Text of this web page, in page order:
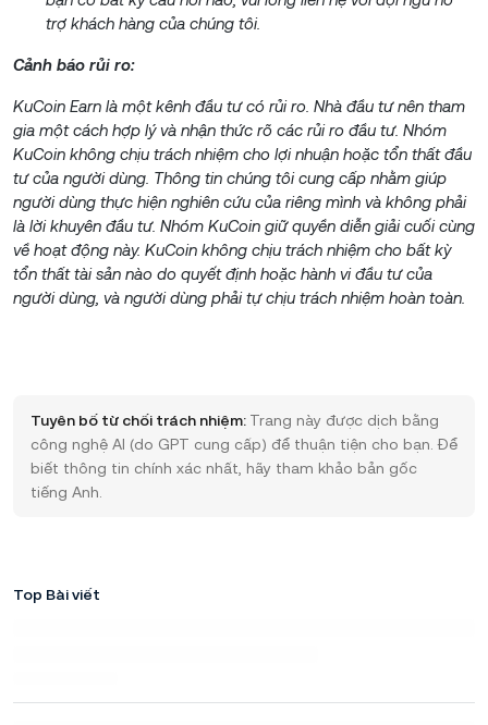
trợ khách hàng của chúng tôi.
Cảnh báo rủi ro:
KuCoin Earn là một kênh đầu tư có rủi ro. Nhà đầu tư nên tham
gia một cách hợp lý và nhận thức rõ các rủi ro đầu tư. Nhóm
KuCoin không chịu trách nhiệm cho lợi nhuận hoặc tổn thất đầu
tư của người dùng. Thông tin chúng tôi cung cấp nhằm giúp
người dùng thực hiện nghiên cứu của riêng mình và không phải
là lời khuyên đầu tư. Nhóm KuCoin giữ quyền diễn giải cuối cùng
về hoạt động này. KuCoin không chịu trách nhiệm cho bất kỳ
tổn thất tài sản nào do quyết định hoặc hành vi đầu tư của
người dùng, và người dùng phải tự chịu trách nhiệm hoàn toàn.
Tuyên bố từ chối trách nhiệm: Trang này được dịch bằng
công nghệ AI (do GPT cung cấp) để thuận tiện cho bạn. Để
biết thông tin chính xác nhất, hãy tham khảo bản gốc
tiếng Anh.
Top Bài viết